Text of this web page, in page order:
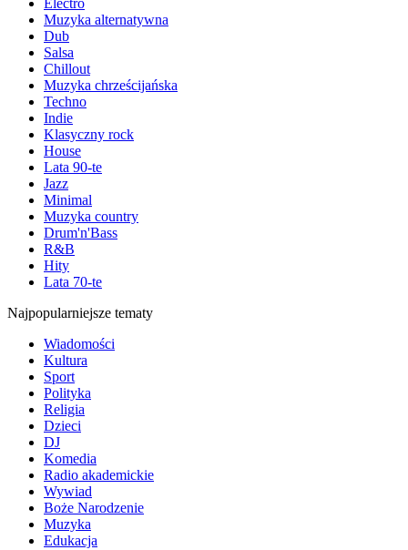
Electro
Muzyka alternatywna
Dub
Salsa
Chillout
Muzyka chrześcijańska
Techno
Indie
Klasyczny rock
House
Lata 90-te
Jazz
Minimal
Muzyka country
Drum'n'Bass
R&B
Hity
Lata 70-te
Najpopularniejsze tematy
Wiadomości
Kultura
Sport
Polityka
Religia
Dzieci
DJ
Komedia
Radio akademickie
Wywiad
Boże Narodzenie
Muzyka
Edukacja